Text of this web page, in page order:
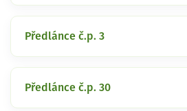
Předlánce č.p. 3
Předlánce č.p. 30